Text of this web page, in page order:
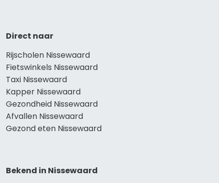
Direct naar
Rijscholen Nissewaard
Fietswinkels Nissewaard
Taxi Nissewaard
Kapper Nissewaard
Gezondheid Nissewaard
Afvallen Nissewaard
Gezond eten Nissewaard
Bekend in Nissewaard